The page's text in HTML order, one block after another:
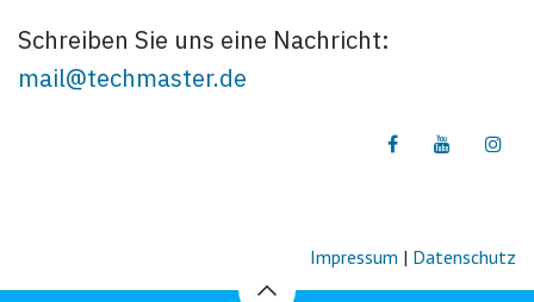
Schreiben Sie uns eine Nachricht:
mail@techmaster.de
Impressum | Datenschutz